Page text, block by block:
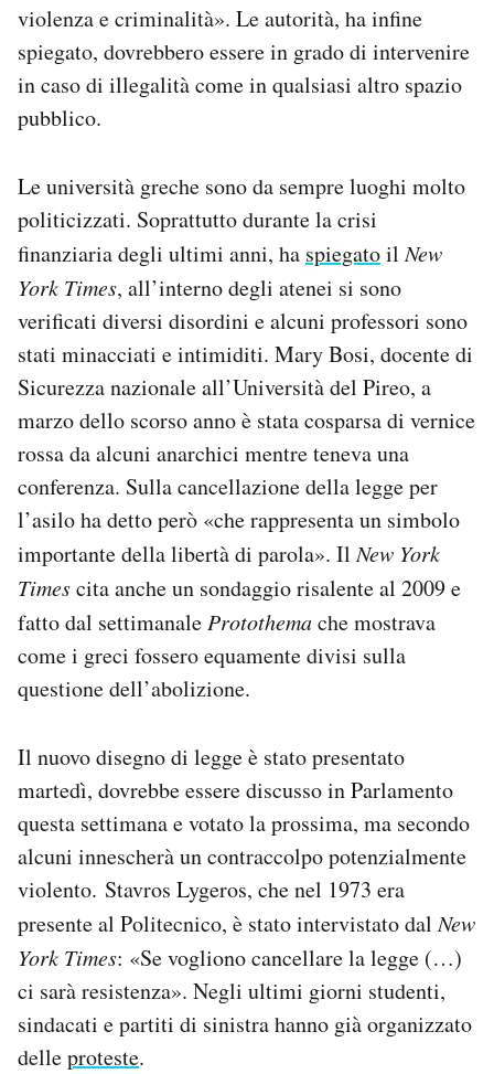
violenza e criminalità». Le autorità, ha infine
spiegato, dovrebbero essere in grado di intervenire
in caso di illegalità come in qualsiasi altro spazio
pubblico.
Le università greche sono da sempre luoghi molto
politicizzati. Soprattutto durante la crisi
finanziaria degli ultimi anni, ha spiegatoilNew
York Times, all’interno degli atenei si sono
verificati diversi disordini e alcuni professori sono
stati minacciati e intimiditi. Mary Bosi, docente di
Sicurezza nazionale all’Università del Pireo, a
marzo dello scorso anno è stata cosparsa di vernice
rossa da alcuni anarchici mentre teneva una
conferenza. Sulla cancellazione della legge per
l’asilo ha detto però «che rappresenta un simbolo
importante della libertà di parola». IlNew York
Timescita anche un sondaggio risalente al 2009 e
fatto dal settimanale Protothemache mostrava
come i greci fossero equamente divisi sulla
questione dell’abolizione.
Il nuovo disegno di legge è stato presentato
martedì, dovrebbe essere discusso in Parlamento
questa settimana e votato la prossima, ma secondo
alcuni innescherà un contraccolpo potenzialmente
violento. Stavros Lygeros, che nel 1973 era
presente al Politecnico, è stato intervistato dalNew
York Times: «Se vogliono cancellare la legge (…)
ci sarà resistenza». Negli ultimi giorni studenti,
sindacati e partiti di sinistra hanno già organizzato
delleproteste.